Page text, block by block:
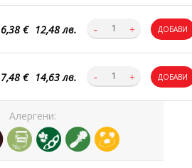
6,38 € 12,48 лв. ДОБАВИ
7,48 € 14,63 лв. ДОБАВИ
Алергени: